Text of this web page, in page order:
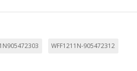
WFF1211N-905472312